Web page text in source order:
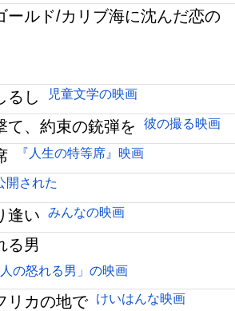
ールド/カリブ海に沈んだ恋の
るし 児童文学の映画
て、約束の銃弾を 彼の撮る映画
『人生の特等席』映画
開された
逢い みんなの映画
る男
の怒れる男」の映画
リカの地で けいはんな映画